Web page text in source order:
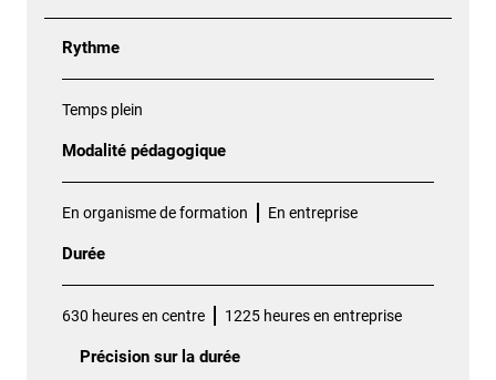
Rythme
Temps plein
Modalité pédagogique
En organisme de formation En entreprise
Durée
630 heures en centre 1225 heures en entreprise
Précision sur la durée